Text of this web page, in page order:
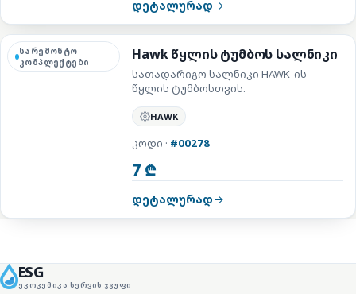
დეტალურად
სარემონტო
კომპლექტები
Hawk წყლის ტუმბოს სალნიკი
სათადარიგო სალნიკი HAWK-ის
წყლის ტუმბოსთვის.
HAWK
კოდი · #00278
7 ₾
დეტალურად
ESG
ᲔᲙᲝᲙᲔᲛᲘᲙᲐ ᲡᲔᲠᲕᲘᲡ ᲯᲒᲣᲤᲘ